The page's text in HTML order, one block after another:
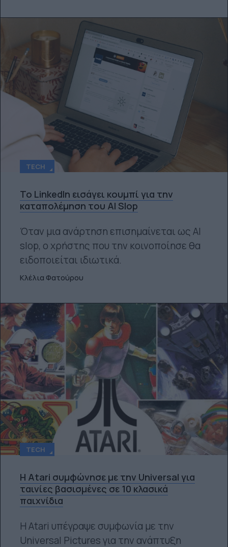
TECH
Το LinkedIn εισάγει κουμπί για την
καταπολέμηση του AI Slop
Όταν μια ανάρτηση επισημαίνεται ως AI
slop, ο χρήστης που την κοινοποίησε θα
ειδοποιείται ιδιωτικά.
Κλέλια Φατούρου
TECH
Η Atari συμφώνησε με την Universal για
ταινίες βασισμένες σε 10 κλασικά
παιχνίδια
Η Atari υπέγραψε συμφωνία με την
Universal Pictures για την ανάπτυξη